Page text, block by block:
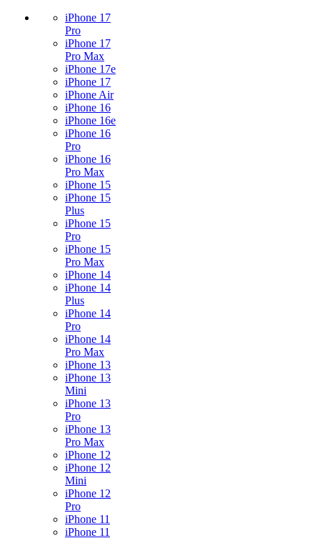
iPhone 17
Pro
iPhone 17
Pro Max
iPhone 17e
iPhone 17
iPhone Air
iPhone 16
iPhone 16e
iPhone 16
Pro
iPhone 16
Pro Max
iPhone 15
iPhone 15
Plus
iPhone 15
Pro
iPhone 15
Pro Max
iPhone 14
iPhone 14
Plus
iPhone 14
Pro
iPhone 14
Pro Max
iPhone 13
iPhone 13
Mini
iPhone 13
Pro
iPhone 13
Pro Max
iPhone 12
iPhone 12
Mini
iPhone 12
Pro
iPhone 11
iPhone 11